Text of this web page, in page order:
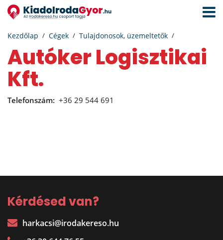
Kezdőlap Cégek Tulajdonosok, üzemeltetők
Autóker Logisztikai
Kft.
Telefonszám: +36 29 544 691
Kérdésed van?
harkacsi@irodakereso.hu